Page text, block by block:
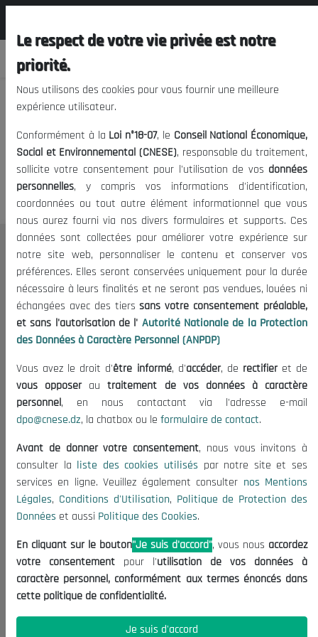
Nous vous prions de nous
excuser, mais l'accès à ce
contenu est restreint.
Le CNESE
A Propos
Le président
Organisation
Publications
Informations utiles
Appels d'offres et Consultations
Mentions Légales
Conditions d'Utilisation
Politique de Protection des Données
Politique des Cookies
Nous Contacter
(+213) 021 98 01 00|01|02
contact@cnese.dz
Suggestions ou Initiatives ?
Newsletter
dernières nouvelles.
Le respect de votre vie privée est notre
priorité.
Nous utilisons des cookies pour vous fournir une meilleure
expérience utilisateur.
Conformément à la Loi n°18-07, le Conseil National Économique,
Social et Environnemental (CNESE), responsable du traitement,
sollicite votre consentement pour l'utilisation de vos données
personnelles, y compris vos informations d'identification,
coordonnées ou tout autre élément informationnel que vous
nous aurez fourni via nos divers formulaires et supports. Ces
données sont collectées pour améliorer votre expérience sur
notre site web, personnaliser le contenu et conserver vos
préférences. Elles seront conservées uniquement pour la durée
nécessaire à leurs finalités et ne seront pas vendues, louées ni
échangées avec des tierssans votre consentement préalable,
et sans l'autorisation de l' Autorité Nationale de la Protection
des Données à Caractère Personnel (ANPDP)
Vous avez le droit d'être informé, d'accéder, de rectifieret de
vous opposerautraitement de vos données à caractère
personnel, en nous contactant via l'adresse e-mail
dpo@cnese.dz, la chatbox ou le formulaire de contact.
Avant de donner votre consentement, nous vous invitons à
consulter la liste des cookies utilisés par notre site et ses
services en ligne. Veuillez également consulter nos Mentions
Légales, Conditions d'Utilisation, Politique de Protection des
Données et aussi Politique des Cookies.
En cliquant sur le bouton"Je suis d'accord", vous nous accordez
votre consentement pour l'utilisation de vos données à
caractère personnel, conformément aux termes énoncés dans
cette politique de confidentialité.
Je suis d'accord